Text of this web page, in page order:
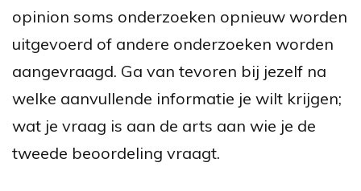
opinion soms onderzoeken opnieuw worden
uitgevoerd of andere onderzoeken worden
aangevraagd. Ga van tevoren bij jezelf na
welke aanvullende informatie je wilt krijgen;
wat je vraag is aan de arts aan wie je de
tweede beoordeling vraagt.